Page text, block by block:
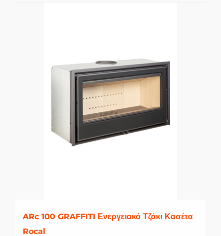
ARc 100 GRAFFITI Ενεργειακό Τζάκι Κασέτα
Rocal